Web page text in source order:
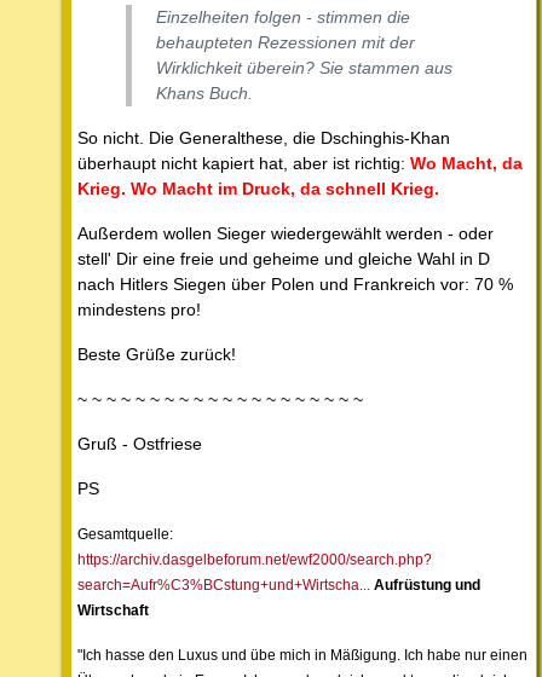
Einzelheiten folgen - stimmen die
behaupteten Rezessionen mit der
Wirklichkeit überein? Sie stammen aus
Khans Buch.
So nicht. Die Generalthese, die Dschinghis-Khan
überhaupt nicht kapiert hat, aber ist richtig: Wo Macht, da
Krieg. Wo Macht im Druck, da schnell Krieg.
Außerdem wollen Sieger wiedergewählt werden - oder
stell' Dir eine freie und geheime und gleiche Wahl in D
nach Hitlers Siegen über Polen und Frankreich vor: 70 %
mindestens pro!
Beste Grüße zurück!
~ ~ ~ ~ ~ ~ ~ ~ ~ ~ ~ ~ ~ ~ ~ ~ ~ ~ ~ ~
Gruß - Ostfriese
PS
Gesamtquelle:
https://archiv.dasgelbeforum.net/ewf2000/search.php?
search=Aufr%C3%BCstung+und+Wirtscha...
Aufrüstung und
Wirtschaft
"Ich hasse den Luxus und übe mich in Mäßigung. Ich habe nur einen